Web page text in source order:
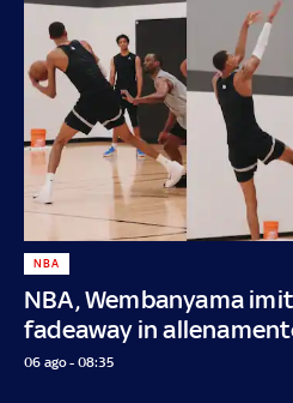
NBA, Wembanyama
fadeaway in
NBA
06 ago - 08:35